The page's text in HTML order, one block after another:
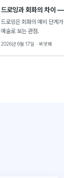
드로잉과 회화의 차이 —
드로잉은 회화의 예비 단계
예술로 보는 관점.
2026년 6월 17일 · 씨앗페